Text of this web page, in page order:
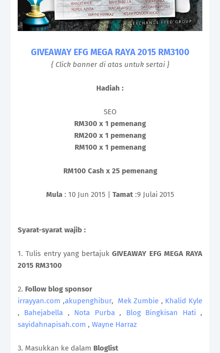
GIVEAWAY EFG MEGA RAYA 2015 RM3100
{ Click banner di atas untuk sertai }
Hadiah :
SEO
RM300 x 1 pemenang
RM200 x 1 pemenang
RM100 x 1 pemenang
RM100 Cash x 25 pemenang
Mula: 10 Jun 2015 | Tamat :9 Julai 2015
Syarat-syarat wajib :
1. Tulis entry yang bertajukGIVEAWAY EFG MEGA RAYA
2015 RM3100
2. Follow blog sponsor
irrayyan.com ,akupenghibur, Mek Zumbie , Khalid Kyle
, Bahejabella , Nota Purba , Blog Bingkisan Hati ,
sayidahnapisah.com , Wayne Harraz
3. Masukkan ke dalam Bloglist